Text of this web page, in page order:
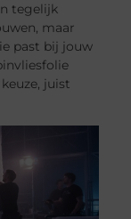
tegelijk
maar
past bij jouw
juist